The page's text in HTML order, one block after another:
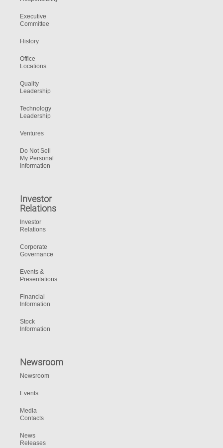
Executive
Committee
History
Office
Locations
Quality
Leadership
Technology
Leadership
Ventures
Do Not Sell
My Personal
Information
Investor
Relations
Investor
Relations
Corporate
Governance
Events &
Presentations
Financial
Information
Stock
Information
Newsroom
Newsroom
Events
Media
Contacts
News
Releases